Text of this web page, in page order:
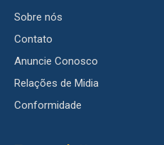
Sobre nós
Contato
Anuncie Conosco
Relações de Midia
Conformidade